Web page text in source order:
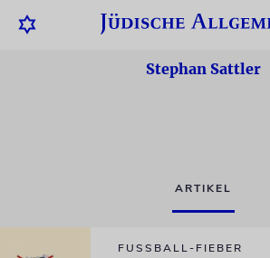
Stephan Sattler
ARTIKEL
FUSSBALL-FIEBER